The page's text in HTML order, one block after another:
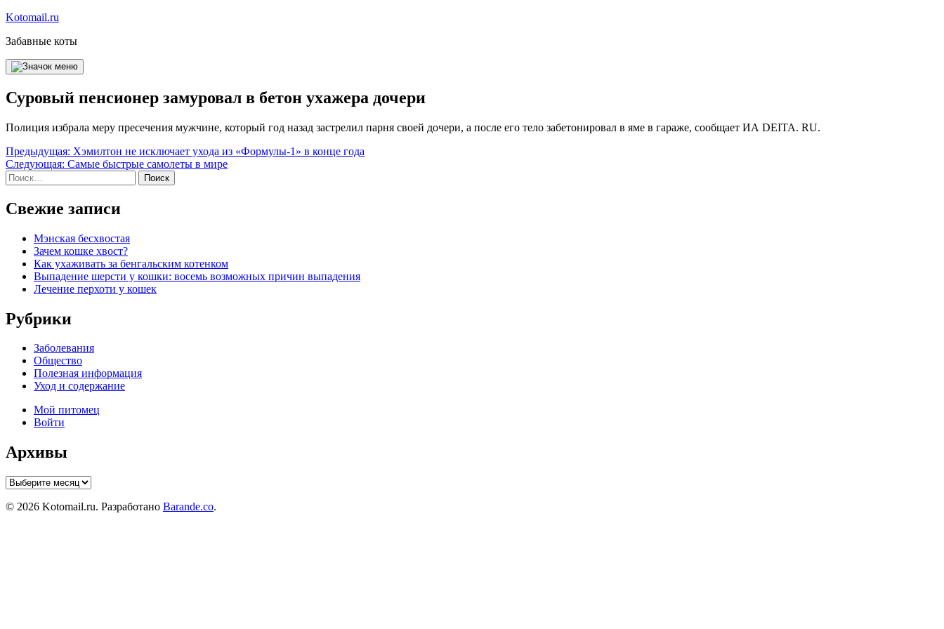
Перейти
содержимому
Kotomail.ru
Забавные коты
Суровый пенсионер замуровал в бетон ухажера дочери
Полиция избрала меру пресечения мужчине, который год назад застрелил парня своей дочери, а после его тело забетонировал в яме в гараже, сообщает ИА DEITA. RU.
Навигация
по
записям
Предыдущая: Хэмилтон не исключает ухода из «Формулы-1» в конце года
Следующая: Самые быстрые самолеты в мире
Найти:
Свежие записи
Мэнская бесхвостая
Зачем кошке хвост?
Как ухаживать за бенгальским котенком
Выпадение шерсти у кошки: восемь возможных причин выпадения
Лечение перхоти у кошек
Рубрики
Заболевания
Общество
Полезная информация
Уход и содержание
Мой питомец
Войти
Архивы
Архивы
© 2026 Kotomail.ru. Разработано Barande.co.